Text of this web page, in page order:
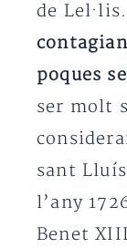
de
poques
ser molt
sant
l’any
Benet